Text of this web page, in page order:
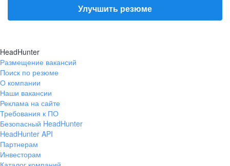
Улучшить резюме
HeadHunter
Размещение вакансий
Поиск по резюме
О компании
Наши вакансии
Реклама на сайте
Требования к ПО
Безопасный HeadHunter
HeadHunter API
Партнерам
Инвесторам